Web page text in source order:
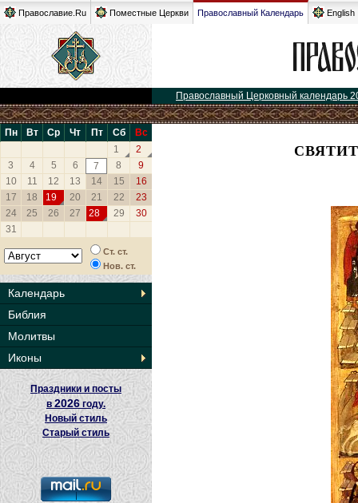
Православие.Ru Поместные Церкви Православный Календарь English
Православный Церковный календарь
Пн Вт Ср Чт Пт Сб
Вс
1
2
3
4 5 6 7 8
9
10
11 12 13 14 15
16
17
18 19 20 21 22
23
24
25 26 27 28 29
30
31
Ст. ст.
Нов. ст.
Календарь
Библия
Молитвы
Иконы
Праздники и посты
в2026 году.
Новый стиль
Старый стиль